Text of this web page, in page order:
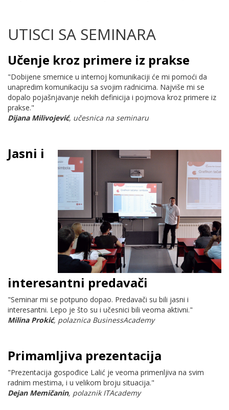
UTISCI SA SEMINARA
Učenje kroz primere iz prakse
"Dobijene smernice u internoj komunikaciji će mi pomoći da
unapredim komunikaciju sa svojim radnicima. Najviše mi se
dopalo pojašnjavanje nekih definicija i pojmova kroz primere iz
prakse."
Dijana Milivojević, učesnica na seminaru
Jasni i
interesantni predavači
"Seminar mi se potpuno dopao. Predavači su bili jasni i
interesantni. Lepo je što su i učesnici bili veoma aktivni."
Milina Prokić, polaznica BusinessAcademy
Primamljiva prezentacija
"Prezentacija gospođice Lalić je veoma primenljiva na svim
radnim mestima, i u velikom broju situacija."
Dejan Memičanin, polaznik ITAcademy